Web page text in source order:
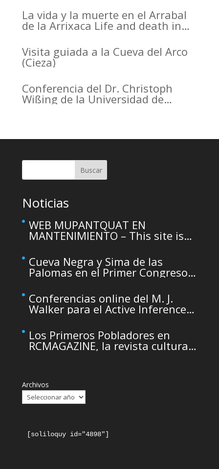
La vida y la muerte en el Arrabal
de la Arrixaca Life and death in
Visita guiada a la Cueva del Arco
(Cieza)
Conferencia del Dr. Christoph
Wißing de la Universidad de
versus early modern humans:
pattern Buscar
Noticias
WEB MUPANTQUAT EN
MANTENIMIENTO – This site is
maintenance
Cueva Negra y Sima de las
Palomas en el Primer Congreso
Murcia organizado por el CDL
Conferencias online del M. J.
Walker para el Active Inference
Los Primeros Pobladores en
RCMAGAZINE, la revista cultural
Archivos
[soliloquy id="4898"]